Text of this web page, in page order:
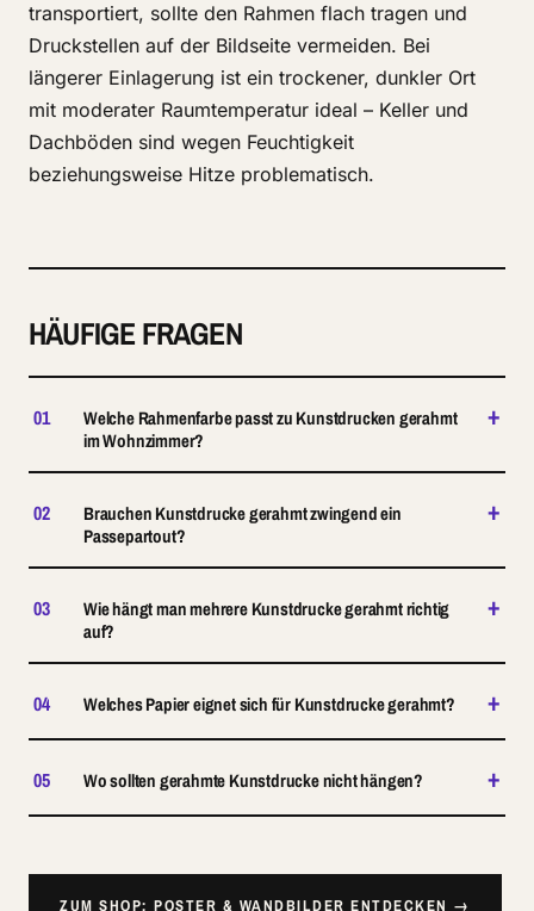
transportiert, sollte den Rahmen flach tragen und
Druckstellen auf der Bildseite vermeiden. Bei
längerer Einlagerung ist ein trockener, dunkler Ort
mit moderater Raumtemperatur ideal – Keller und
Dachböden sind wegen Feuchtigkeit
beziehungsweise Hitze problematisch.
HÄUFIGE FRAGEN
01
Welche Rahmenfarbe passt zu Kunstdrucken gerahmt
im Wohnzimmer?
+
02
Brauchen Kunstdrucke gerahmt zwingend ein
Passepartout?
+
03
Wie hängt man mehrere Kunstdrucke gerahmt richtig
auf?
+
04 Welches Papier eignet sich für Kunstdrucke gerahmt? +
05 Wo sollten gerahmte Kunstdrucke nicht hängen? +
ZUM SHOP: POSTER & WANDBILDER ENTDECKEN →